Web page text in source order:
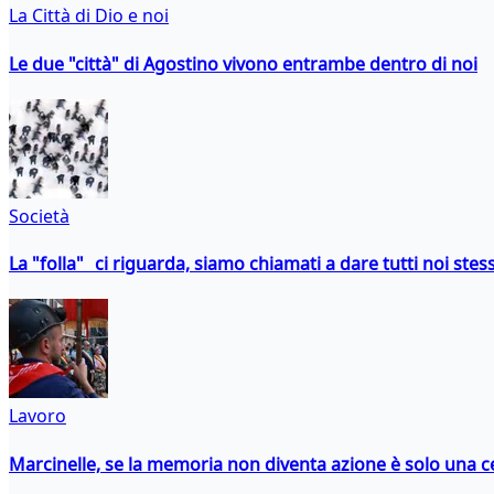
La Città di Dio e noi
Le due "città" di Agostino vivono entrambe dentro di noi
Società
La "folla" ci riguarda, siamo chiamati a dare tutti noi
Lavoro
Marcinelle, se la memoria non diventa azione è solo una